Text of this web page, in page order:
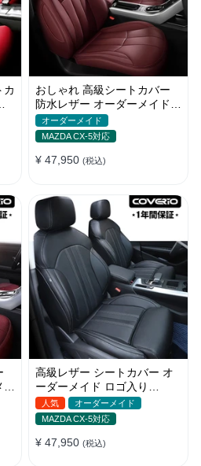
カ
おしゃれ 高級シートカバー
防水レザー オーダーメイド
パンチング加工 9色 全席セッ
ト
オーダーメイド
MAZDA CX-5対応
¥ 47,950 (税込)
高級レザー シートカバー オ
ーダーメイド ロゴ入り
JUSTFIT保証 耐摩耗性 全席
セット
人気
オーダーメイド
MAZDA CX-5対応
¥ 47,950 (税込)